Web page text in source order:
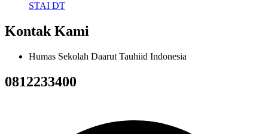
STAI DT
Kontak Kami
Humas Sekolah Daarut Tauhiid Indonesia
0812233400